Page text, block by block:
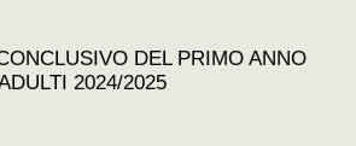
DEL PRIMO ANNO
2024/2025